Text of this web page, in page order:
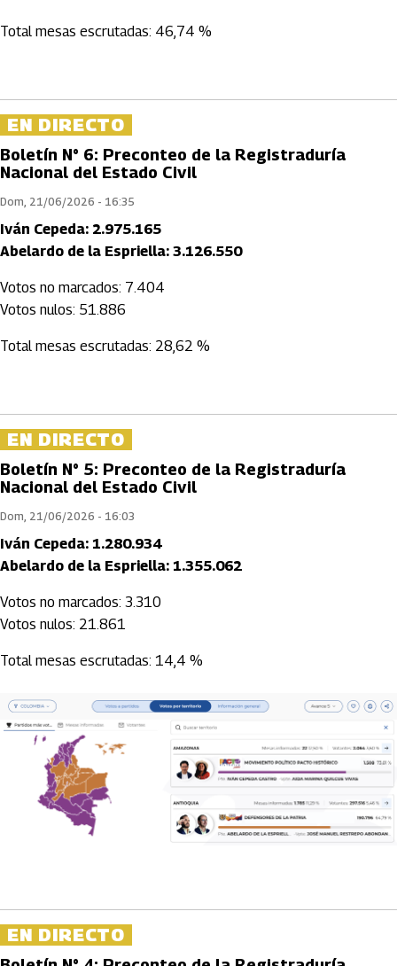
Total mesas escrutadas: 46,74 %
EN DIRECTO
Boletín N° 6: Preconteo de la Registraduría
Nacional del Estado Civil
Dom, 21/06/2026 - 16:35
Iván Cepeda: 2.975.165
Abelardo de la Espriella: 3.126.550
Votos no marcados: 7.404
Votos nulos: 51.886
Total mesas escrutadas: 28,62 %
EN DIRECTO
Boletín N° 5: Preconteo de la Registraduría
Nacional del Estado Civil
Dom, 21/06/2026 - 16:03
Iván Cepeda: 1.280.934
Abelardo de la Espriella: 1.355.062
Votos no marcados: 3.310
Votos nulos: 21.861
Total mesas escrutadas: 14,4 %
EN DIRECTO